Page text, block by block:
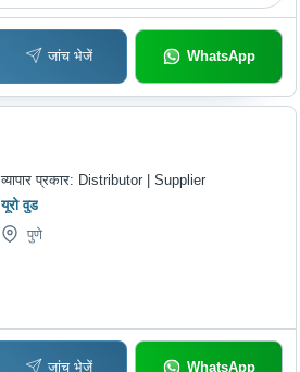
जांच भेजें WhatsApp
व्यापार प्रकार: Distributor | Supplier
यूरो वुड
पुणे
जांच भेजें WhatsApp